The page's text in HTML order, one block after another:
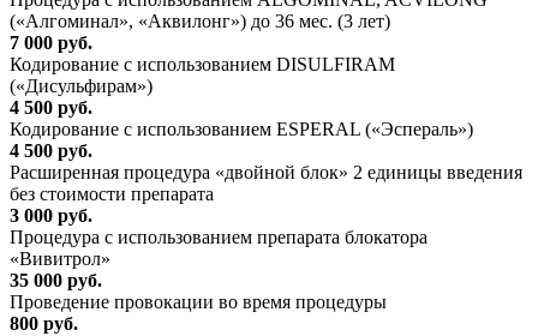
(«Алгоминал», «Аквилонг») до 36 мес. (3 лет)
7 000 руб.
Кодирование с использованием DISULFIRAM
(«Дисульфирам»)
4 500 руб.
Кодирование с использованием ESPERAL («Эспераль»)
4 500 руб.
Расширенная процедура «двойной блок» 2 единицы введения
без стоимости препарата
3 000 руб.
Процедура с использованием препарата блокатора
«Вивитрол»
35 000 руб.
Проведение провокации во время процедуры
800 руб.